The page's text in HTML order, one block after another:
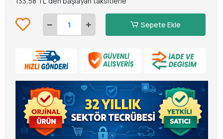
Sepete Ekle